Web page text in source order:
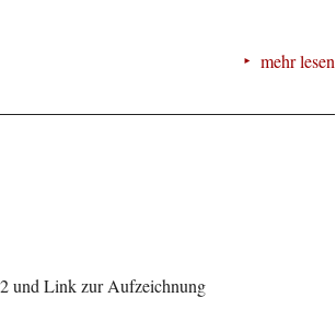
mehr lesen
und Link zur Aufzeichnung